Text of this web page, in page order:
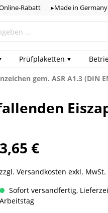
Rabatt ▸Made in Germany
Prüf­plaketten
gem. ASR A1.3 (DIN
3,65 €
zzgl. Versandkosten exkl. MwSt.
Sofort versandfertig,
Arbeitstag